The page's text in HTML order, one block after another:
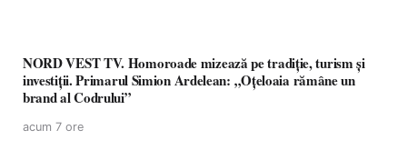
NORD VEST TV. Homoroade mizează pe tradiție, turism și
investiții. Primarul Simion Ardelean: „Oțeloaia rămâne un
brand al Codrului”
acum 7 ore